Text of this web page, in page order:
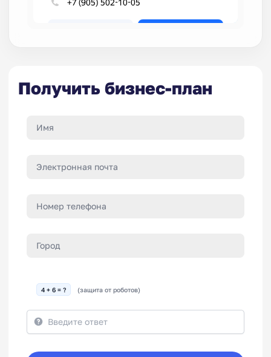
Получить бизнес-план
4 + 6 = ? (защита от роботов)